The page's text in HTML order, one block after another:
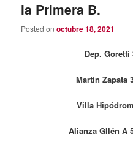
la Primera B.
Posted onoctubre 18, 2021
Dep. Goretti
Martin Zapata
Villa
Alianza Gllén A